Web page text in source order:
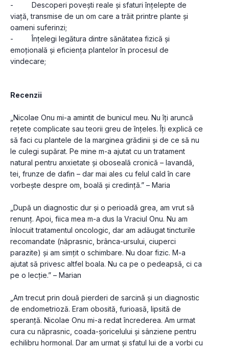
-         Descoperi povești reale și sfaturi înțelepte de
viață, transmise de un om care a trăit printre plante și
oameni suferinzi;
-         Înțelegi legătura dintre sănătatea fizică și
emoțională și eficiența plantelor în procesul de
vindecare;
Recenzii
„Nicolae Onu mi-a amintit de bunicul meu. Nu îți aruncă
rețete complicate sau teorii greu de înțeles. Îți explică ce
să faci cu plantele de la marginea grădinii și de ce să nu
le culegi supărat. Pe mine m-a ajutat cu un tratament
natural pentru anxietate și oboseală cronică – lavandă,
tei, frunze de dafin – dar mai ales cu felul cald în care
vorbește despre om, boală și credință.” – Maria
„După un diagnostic dur și o perioadă grea, am vrut să
renunț. Apoi, fiica mea m-a dus la Vraciul Onu. Nu am
înlocuit tratamentul oncologic, dar am adăugat tincturile
recomandate (năprasnic, brânca-ursului, ciuperci
parazite) și am simțit o schimbare. Nu doar fizic. M-a
ajutat să privesc altfel boala. Nu ca pe o pedeapsă, ci ca
pe o lecție.” – Marian
„Am trecut prin două pierderi de sarcină și un diagnostic
de endometrioză. Eram obosită, furioasă, lipsită de
speranță. Nicolae Onu mi-a redat încrederea. Am urmat
cura cu năprasnic, coada-șoricelului și sânziene pentru
echilibru hormonal. Dar am urmat și sfatul lui de a vorbi cu